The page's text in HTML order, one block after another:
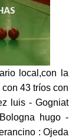
local,con la
43 tríos con
luis - Gogniat
hugo -
: Ojeda